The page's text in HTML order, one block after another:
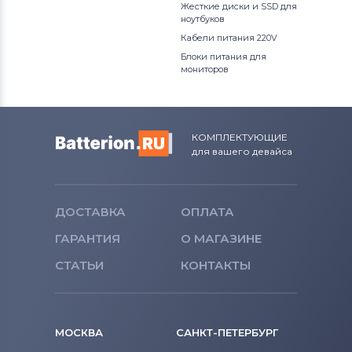
Вентиляторы (кулеры)Fujitsu-
Вентиляторы (кулеры)Haier
Вентиляторы (кулеры)NEC
Вентиляторы (кулеры)Roverbook
Вентиляторы (кулеры) Toshiba
Вентиляторы (кулеры)Acer
Универсальный
Жесткие диски и SSD для
ноутбуков
Кабели питания 220V
Блоки питания для
мониторов
КОМПЛЕКТУЮЩИЕ
для вашего девайса
ДОСТАВКА
ОПЛАТА
ГАРАНТИЯ
О МАГАЗИНЕ
СТАТЬИ
КОНТАКТЫ
МОСКВА САНКТ-ПЕТЕРБУРГ